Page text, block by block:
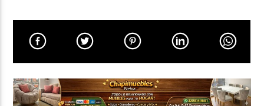
Neiva Estereo